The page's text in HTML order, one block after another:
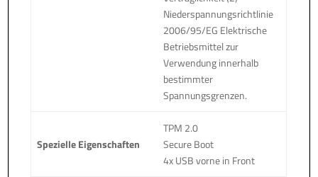
Niederspannungsrichtlinie
2006/95/EG Elektrische
Betriebsmittel zur
Verwendung innerhalb
bestimmter
Spannungsgrenzen.
Spezielle Eigenschaften
TPM 2.0
Secure Boot
4x USB vorne in Front